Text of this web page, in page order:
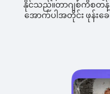
နိုင်သည်။တာဂျစ်ကိစတန်
အောက်ပါအတိုင်း ဖုန်းခေ